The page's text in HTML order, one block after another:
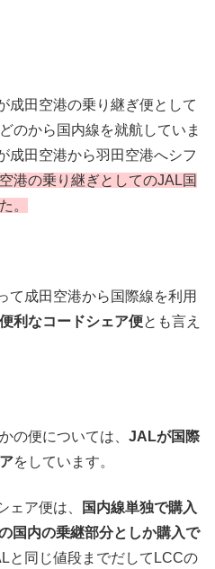
成田空港の乗り継ぎ便として
のから国内線を就航していま
成田空港から羽田空港へシフ
港の乗り継ぎとしてのJAL国
。
て成田空港から国際線を利用
利なコードシェア便とも言え
の便については、 JALが国際
をしています。
ェア便は、
国内線単独で購入
国内の乗継部分としか購入で
と同じ値段までだしてLCCの